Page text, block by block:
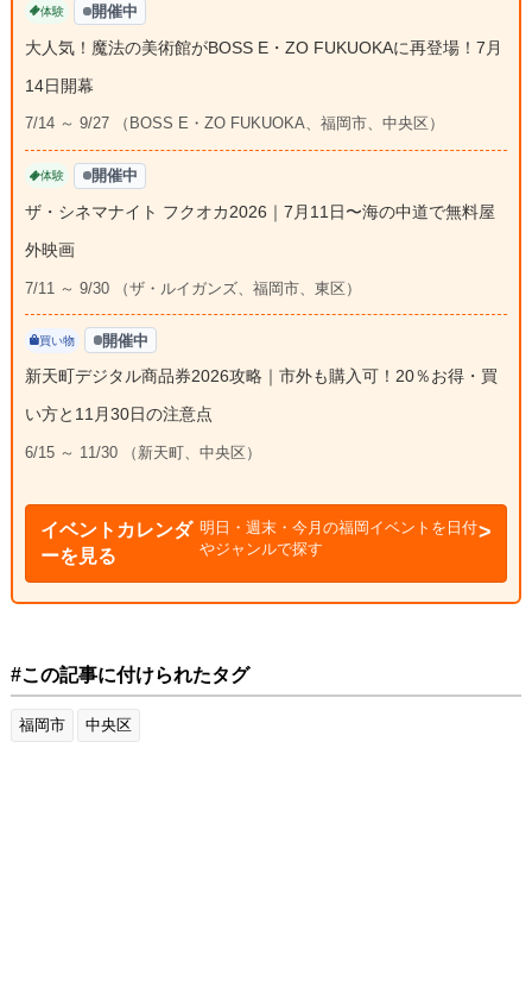
体験 開催中
大人気！魔法の美術館がBOSS E・ZO FUKUOKAに再登場！7月
14日開幕
7/14 ～ 9/27 （BOSS E・ZO FUKUOKA、福岡市、中央区）
体験 開催中
ザ・シネマナイト フクオカ2026｜7月11日〜海の中道で無料屋
外映画
7/11 ～ 9/30 （ザ・ルイガンズ、福岡市、東区）
買い物 開催中
新天町デジタル商品券2026攻略｜市外も購入可！20％お得・買
い方と11月30日の注意点
6/15 ～ 11/30 （新天町、中央区）
イベントカレンダ
ーを見る
明日・週末・今月の福岡イベントを日付
やジャンルで探す
#この記事に付けられたタグ
福岡市 中央区